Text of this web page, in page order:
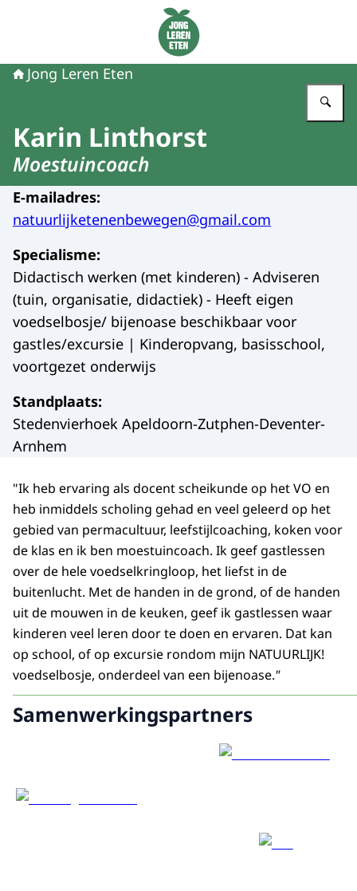
Naar de homepage van Jong Leren Eten
Jong Leren Eten
Karin Linthorst
Moestuincoach
E-mailadres:
natuurlijketenenbewegen@gmail.com
Specialisme:
Didactisch werken (met kinderen) - Adviseren
(tuin, organisatie, didactiek) - Heeft eigen
voedselbosje/ bijenoase beschikbaar voor
gastles/excursie | Kinderopvang, basisschool,
voortgezet onderwijs
Standplaats:
Stedenvierhoek Apeldoorn-Zutphen-Deventer-
Arnhem
"Ik heb ervaring als docent scheikunde op het VO en
heb inmiddels scholing gehad en veel geleerd op het
gebied van permacultuur, leefstijlcoaching, koken voor
de klas en ik ben moestuincoach. Ik geef gastlessen
over de hele voedselkringloop, het liefst in de
buitenlucht. Met de handen in de grond, of de handen
uit de mouwen in de keuken, geef ik gastlessen waar
kinderen veel leren door te doen en ervaren. Dat kan
op school, of op excursie rondom mijn NATUURLIJK!
voedselbosje, onderdeel van een bijenoase."
Samenwerkingspartners